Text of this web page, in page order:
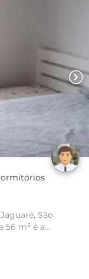
chevron_right
São
56 m² é a